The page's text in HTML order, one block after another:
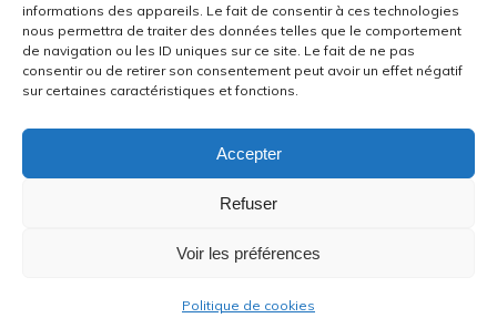
informations des appareils. Le fait de consentir à ces technologies
nous permettra de traiter des données telles que le comportement
de navigation ou les ID uniques sur ce site. Le fait de ne pas
consentir ou de retirer son consentement peut avoir un effet négatif
sur certaines caractéristiques et fonctions.
Accepter
Refuser
Voir les préférences
Politique de cookies
© 2022 – 2026Autour du Feu 77
RGPD
lien|
Chauffage au bois